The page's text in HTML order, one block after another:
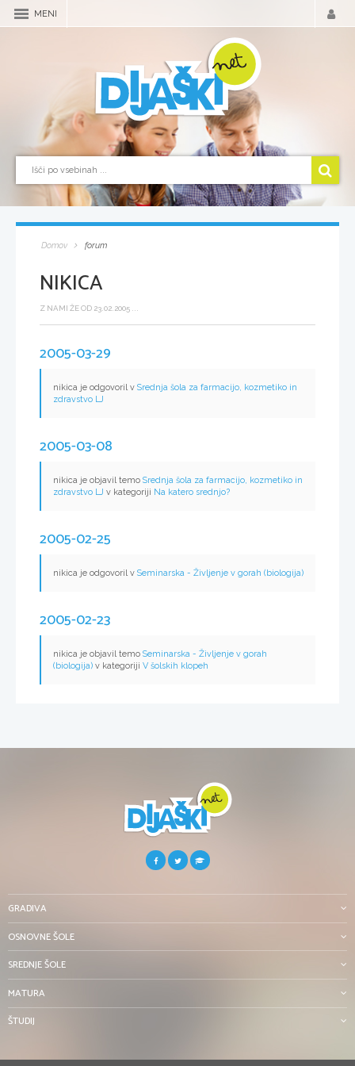
MENI
Domov forum
NIKICA
Z NAMI ŽE OD 23.02.2005 ...
2005-03-29
nikica je odgovoril v Srednja šola za farmacijo, kozmetiko in
zdravstvo LJ
2005-03-08
nikica je objavil temo Srednja šola za farmacijo, kozmetiko in
zdravstvo LJ v kategoriji Na katero srednjo?
2005-02-25
nikica je odgovoril v Seminarska - Življenje v gorah (biologija)
2005-02-23
nikica je objavil temo Seminarska - Življenje v gorah
(biologija) v kategoriji V šolskih klopeh
GRADIVA
OSNOVNE ŠOLE
SREDNJE ŠOLE
MATURA
ŠTUDIJ